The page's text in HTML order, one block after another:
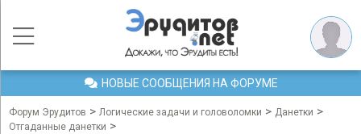
НОВЫЕ СООБЩЕНИЯ НА ФОРУМЕ
Форум Эрудитов > Логические задачи и головоломки > Данетки >
Отгаданные данетки >